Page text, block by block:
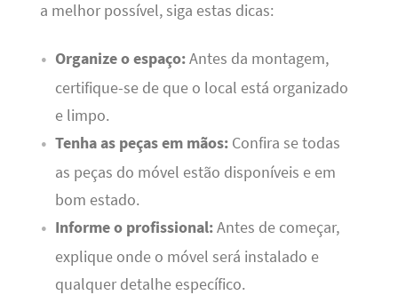
a melhor possível, siga estas dicas:
Organize o espaço:Antes da montagem,
certifique-se de que o local está organizado
e limpo.
Tenha as peças em mãos:Confira se todas
as peças do móvel estão disponíveis e em
bom estado.
Informe o profissional:Antes de começar,
explique onde o móvel será instalado e
qualquer detalhe específico.